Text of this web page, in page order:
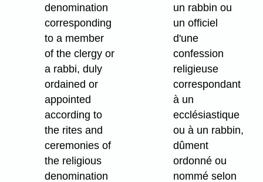
denomination
corresponding
to a member
of the clergy or
a rabbi, duly
ordained or
appointed
according to
the rites and
ceremonies of
the religious
denomination
un rabbin ou
un officiel
d'une
confession
religieuse
correspondant
à un
ecclésiastique
ou à un rabbin,
dûment
ordonné ou
nommé selon